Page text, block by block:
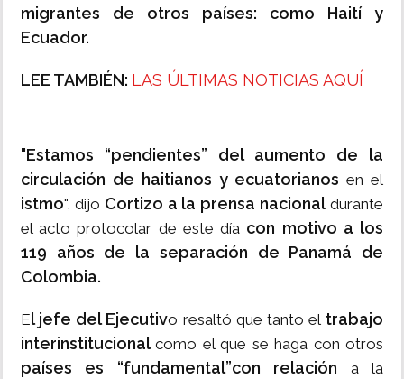
migrantes de otros países: como Haití y
Ecuador.
LEE TAMBIÉN: LAS ÚLTIMAS NOTICIAS AQUÍ
"Estamos “pendientes” del aumento de la
circulación de haitianos y ecuatorianos en el
istmo", dijo Cortizo a la prensa nacionaldurante
el acto protocolar de este día con motivo a los
119 años de la separación de Panamá de
Colombia.
El jefe del Ejecutivo resaltó que tanto el trabajo
interinstitucionalcomo el que se haga con otros
países es “fundamental”con relación a la